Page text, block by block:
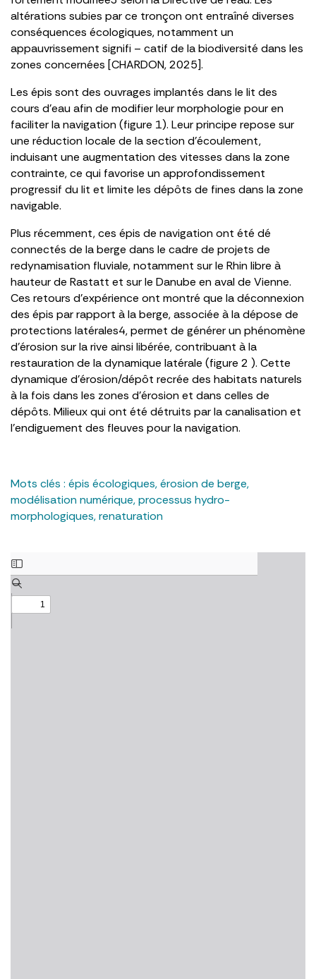
altérations subies par ce tronçon ont entraîné diverses
conséquences écologiques, notamment un
appauvrissement signifi – catif de la biodiversité dans les
zones concernées [CHARDON, 2025].
Les épis sont des ouvrages implantés dans le lit des
cours d’eau afin de modifier leur morphologie pour en
faciliter la navigation (figure 1). Leur principe repose sur
une réduction locale de la section d’écoulement,
induisant une augmentation des vitesses dans la zone
contrainte, ce qui favorise un approfondissement
progressif du lit et limite les dépôts de fines dans la zone
navigable.
Plus récemment, ces épis de navigation ont été dé
connectés de la berge dans le cadre de projets de
redynamisation fluviale, notamment sur le Rhin libre à
hauteur de Rastatt et sur le Danube en aval de Vienne.
Ces retours d’expérience ont montré que la déconnexion
des épis par rapport à la berge, associée à la dépose de
protections latérales4, permet de générer un phénomène
d’érosion sur la rive ainsi libérée, contribuant à la
restauration de la dynamique latérale (figure 2 ). Cette
dynamique d’érosion/dépôt recrée des habitats naturels
à la fois dans les zones d’érosion et dans celles de
dépôts. Milieux qui ont été détruits par la canalisation et
l’endiguement des fleuves pour la navigation.
Mots clés : épis écologiques,érosion de berge,
modélisation numérique,processus hydro-
morphologiques,renaturation